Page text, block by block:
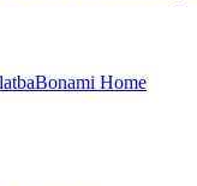
Bonami Home